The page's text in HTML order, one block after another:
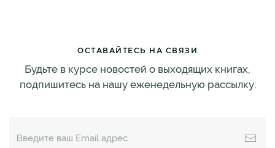
ОСТАВАЙТЕСЬ НА СВЯЗИ
Будьте в курсе новостей о выходящих книгах,
подпишитесь на нашу еженедельную рассылку: